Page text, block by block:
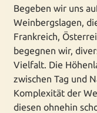
Begeben wir uns
Weinbergslagen,
Frankreich,
begegnen wir,
Vielfalt. Die
zwischen Tag und
Komplexität der
diesen ohnehin